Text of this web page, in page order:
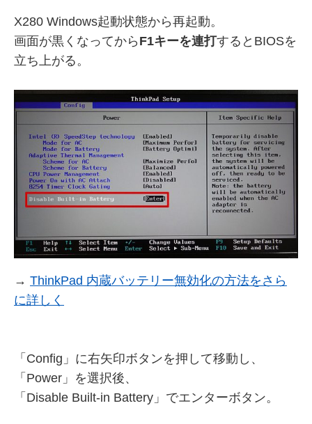
X280 Windows起動状態から再起動。
画面が黒くなってから F1キーを連打するとBIOSを
立ち上がる。
→ ThinkPad 内蔵バッテリー無効化の方法をさら
に詳しく
「Config」に右矢印ボタンを押して移動し、
「Power」を選択後、
「Disable Built-in Battery」でエンターボタン。